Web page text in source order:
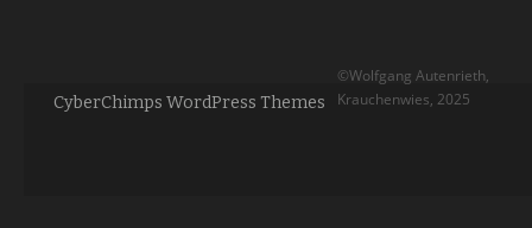
CyberChimps WordPress Themes
©Wolfgang Autenrieth,
Krauchenwies, 2025